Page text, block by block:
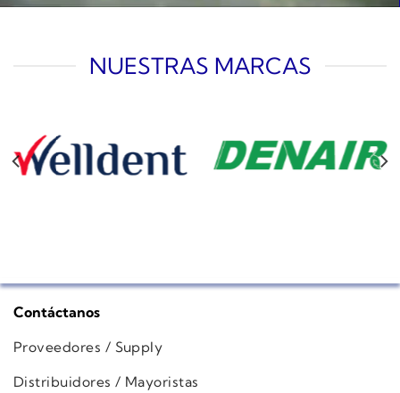
NUESTRAS MARCAS
Contáctanos
Proveedores / Supply
Distribuidores / Mayoristas